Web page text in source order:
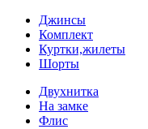
Джинсы
Комплект
Куртки,жилеты
Шорты
Двухнитка
На замке
Флис